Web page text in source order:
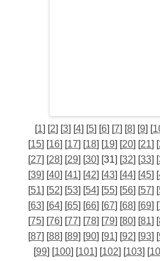
[1] [2] [3] [4] [5] [6] [7] [8] [9] [
[15] [16] [17] [18] [19] [20] [21] [
[27] [28] [29] [30] [31] [32] [33] [
[39] [40] [41] [42] [43] [44] [45] [
[51] [52] [53] [54] [55] [56] [57] [
[63] [64] [65] [66] [67] [68] [69] [
[75] [76] [77] [78] [79] [80] [81] [
[87] [88] [89] [90] [91] [92] [93] [
[99] [100] [101] [102] [103] [